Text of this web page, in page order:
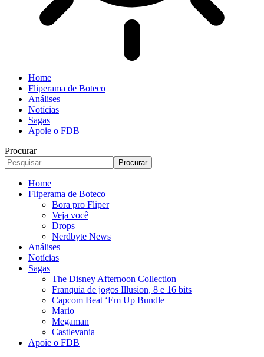
Home
Fliperama de Boteco
Análises
Notícias
Sagas
Apoie o FDB
Procurar
Home
Fliperama de Boteco
Bora pro Fliper
Veja você
Drops
Nerdbyte News
Análises
Notícias
Sagas
The Disney Afternoon Collection
Franquia de jogos Illusion, 8 e 16 bits
Capcom Beat ‘Em Up Bundle
Mario
Megaman
Castlevania
Apoie o FDB